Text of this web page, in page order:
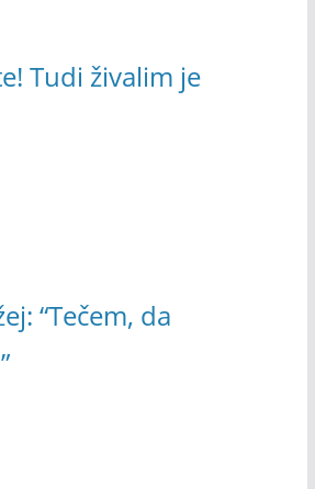
Tudi živalim je
“Tečem, da